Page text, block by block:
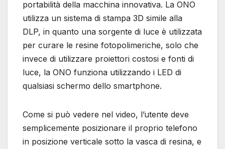
portabilità della macchina innovativa. La ONO
utilizza un sistema di stampa 3D simile alla
DLP, in quanto una sorgente di luce è utilizzata
per curare le resine fotopolimeriche, solo che
invece di utilizzare proiettori costosi e fonti di
luce, la ONO funziona utilizzando i LED di
qualsiasi schermo dello smartphone.
Come si può vedere nel video, l’utente deve
semplicemente posizionare il proprio telefono
in posizione verticale sotto la vasca di resina, e